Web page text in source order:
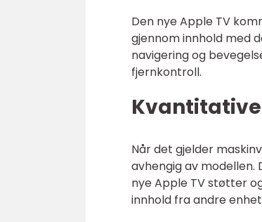
Den nye Apple TV
gjennom innhold med
navigering og
fjernkontroll.
Når det gjelder
avhengig av modellen.
nye Apple TV støtter
innhold fra andre